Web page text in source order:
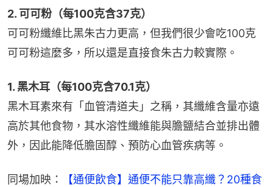
2. 可可粉（每100克含37克）
可可粉纖維比黑朱古力更高，但我們很少會吃100克
可可粉這麼多，所以還是直接食朱古力較實際。
1. 黑木耳（每100克含70.1克）
黑木耳素來有「血管清道夫」之稱，其纖維含量亦遠
高於其他食物，其水溶性纖維能與膽鹽結合並排出體
外，因此能降低膽固醇、預防心血管疾病等。
同場加映：
【通便飲食】通便不能只靠高纖？20種食